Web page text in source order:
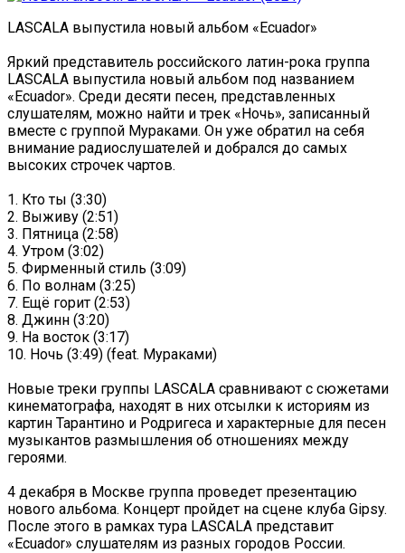
LASCALA выпустила новый альбом «Ecuador»
Яркий представитель российского латин-рока группа
LASCALA выпустила новый альбом под названием
«Ecuador». Среди десяти песен, представленных
слушателям, можно найти и трек «Ночь», записанный
вместе с группой Мураками. Он уже обратил на себя
внимание радиослушателей и добрался до самых
высоких строчек чартов.
1. Кто ты (3:30)
2. Выживу (2:51)
3. Пятница (2:58)
4. Утром (3:02)
5. Фирменный стиль (3:09)
6. По волнам (3:25)
7. Ещё горит (2:53)
8. Джинн (3:20)
9. На восток (3:17)
10. Ночь (3:49) (feat. Мураками)
Новые треки группы LASCALA сравнивают с сюжетами
кинематографа, находят в них отсылки к историям из
картин Тарантино и Родригеса и характерные для песен
музыкантов размышления об отношениях между
героями.
4 декабря в Москве группа проведет презентацию
нового альбома. Концерт пройдет на сцене клуба Gipsy.
После этого в рамках тура LASCALA представит
«Ecuador» слушателям из разных городов России.